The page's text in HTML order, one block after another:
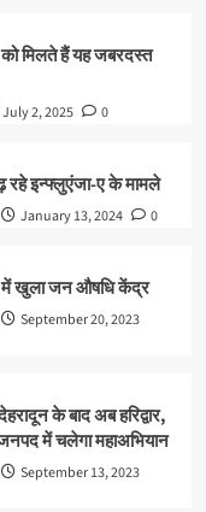
मिलते हैं यह जबरदस्त
July 2, 2025 0
रहे इन्फ्लुएंजा-ए के मामले
January 13, 2024 0
खुला जन औषधि केंद्र
September 20, 2023
के बाद अब हरिद्वार,
में चलेगा महाअभियान
September 13, 2023